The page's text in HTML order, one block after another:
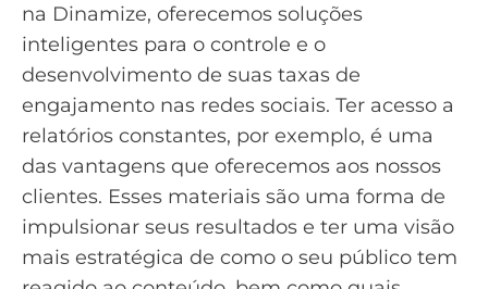
na Dinamize, oferecemos soluções
inteligentes para o controle e o
desenvolvimento de suas taxas de
engajamento nas redes sociais. Ter acesso a
relatórios constantes, por exemplo, é uma
das vantagens que oferecemos aos nossos
clientes. Esses materiais são uma forma de
impulsionar seus resultados e ter uma visão
mais estratégica de como o seu público tem